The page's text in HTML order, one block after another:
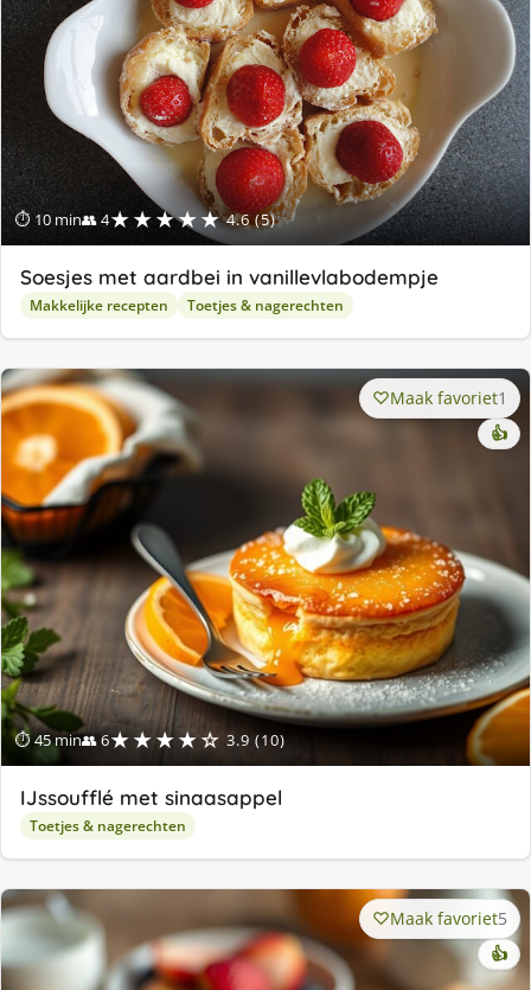
⏱ 10 min👥 4★★★★★ 4.6 (5)
Soesjes met aardbei in vanillevlabodempje
Makkelijke recepten Toetjes & nagerechten
⏱ 45 min👥 6★★★★☆ 3.9 (10)
Maak favoriet1
👍
IJssoufflé met sinaasappel
Toetjes & nagerechten
Maak favoriet5
👍